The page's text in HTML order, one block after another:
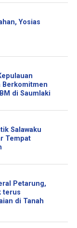
Yosias
Berkomitmen
di Saumlaki
Salawaku
Tempat
Petarung,
terus
di Tanah